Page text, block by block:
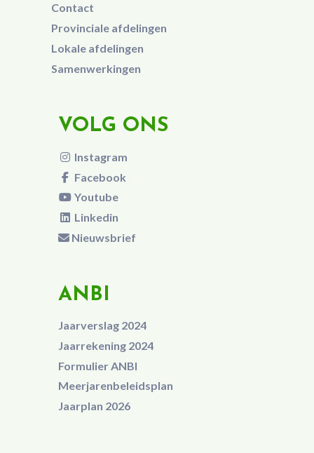
Contact
Provinciale afdelingen
Lokale afdelingen
Samenwerkingen
VOLG ONS
Instagram
Facebook
Youtube
Linkedin
Nieuwsbrief
ANBI
Jaarverslag 2024
Jaarrekening 2024
Formulier ANBI
Meerjarenbeleidsplan
Jaarplan 2026